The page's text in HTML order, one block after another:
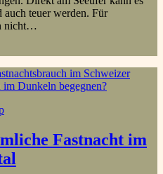
auch teuer werden. Für
nicht…
Fastnacht im